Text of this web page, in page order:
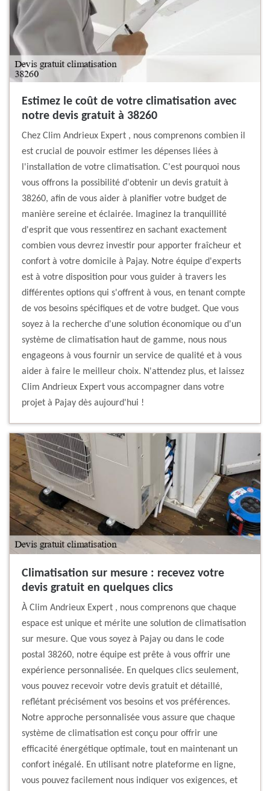
Estimez le coût de votre climatisation avec
notre devis gratuit à 38260
Chez Clim Andrieux Expert , nous comprenons combien il
est crucial de pouvoir estimer les dépenses liées à
l'installation de votre climatisation. C'est pourquoi nous
vous offrons la possibilité d'obtenir un devis gratuit à
38260, afin de vous aider à planifier votre budget de
manière sereine et éclairée. Imaginez la tranquillité
d'esprit que vous ressentirez en sachant exactement
combien vous devrez investir pour apporter fraîcheur et
confort à votre domicile à Pajay. Notre équipe d'experts
est à votre disposition pour vous guider à travers les
différentes options qui s'offrent à vous, en tenant compte
de vos besoins spécifiques et de votre budget. Que vous
soyez à la recherche d'une solution économique ou d'un
système de climatisation haut de gamme, nous nous
engageons à vous fournir un service de qualité et à vous
aider à faire le meilleur choix. N'attendez plus, et laissez
Clim Andrieux Expert vous accompagner dans votre
projet à Pajay dès aujourd'hui !
Climatisation sur mesure : recevez votre
devis gratuit en quelques clics
À Clim Andrieux Expert , nous comprenons que chaque
espace est unique et mérite une solution de climatisation
sur mesure. Que vous soyez à Pajay ou dans le code
postal 38260, notre équipe est prête à vous offrir une
expérience personnalisée. En quelques clics seulement,
vous pouvez recevoir votre devis gratuit et détaillé,
reflétant précisément vos besoins et vos préférences.
Notre approche personnalisée vous assure que chaque
système de climatisation est conçu pour offrir une
efficacité énergétique optimale, tout en maintenant un
confort inégalé. En utilisant notre plateforme en ligne,
vous pouvez facilement nous indiquer vos exigences, et